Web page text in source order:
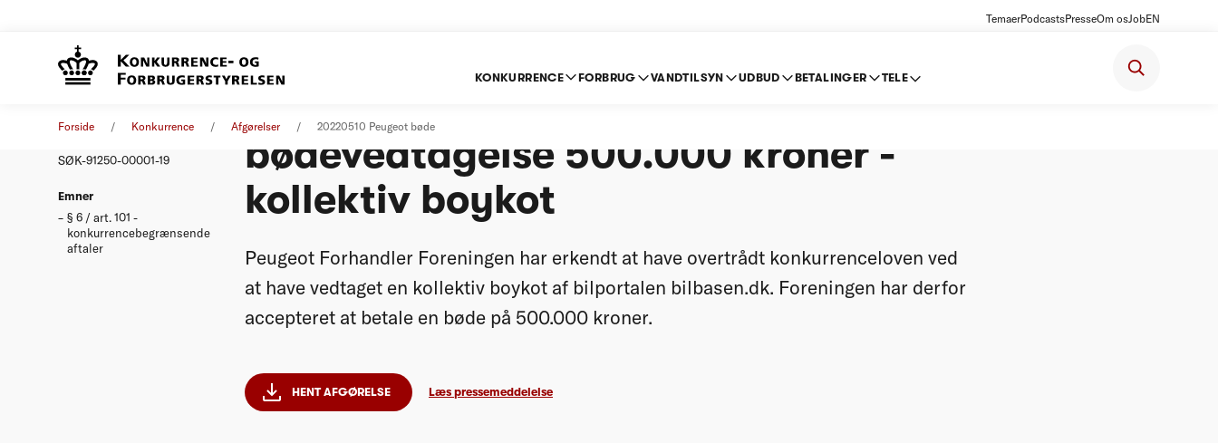
TemaerPodcastsPresseOm osJobEN
KONKURRENCE FORBRUG VANDTILSYN UDBUD BETALINGER TELE
Forside Konkurrence Afgørelser 20220510 Peugeot bøde
SØK-91250-00001-19
Emner
§ 6 / art. 101 -
konkurrencebegrænsende
aftaler
bødevedtagelse 500.000 kroner -
kollektiv boykot
Peugeot Forhandler Foreningen har erkendt at have overtrådt konkurrenceloven ved
at have vedtaget en kollektiv boykot af bilportalen bilbasen.dk. Foreningen har derfor
accepteret at betale en bøde på 500.000 kroner.
HENT AFGØRELSE Læs pressemeddelelse